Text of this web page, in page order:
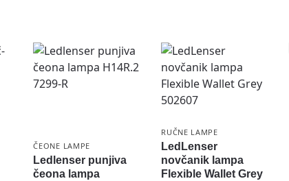
ČEONE LAMPE
Ledlenser punjiva
čeona lampa
RUČNE LAMPE
LedLenser
novčanik lampa
Flexible Wallet Grey